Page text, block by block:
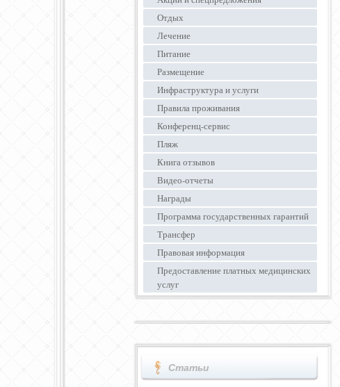
Отдых
Лечение
Питание
Размещение
Инфраструктура и услуги
Правила проживания
Конференц-сервис
Пляж
Книга отзывов
Видео-отчеты
Награды
Программа государственных гарантий
Трансфер
Правовая информация
Предоставление платных медицинских
услуг
Статьи